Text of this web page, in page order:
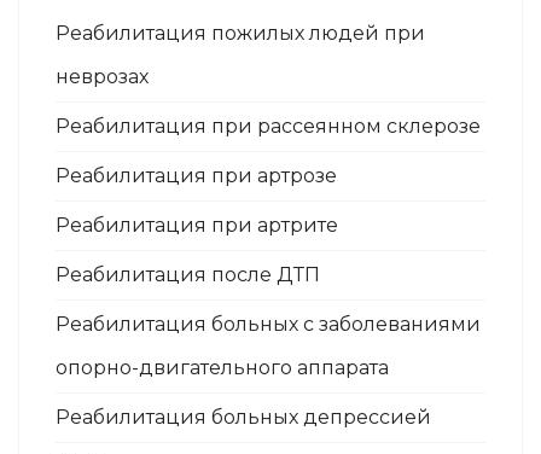
Реабилитация пожилых людей при
неврозах
Реабилитация при рассеянном склерозе
Реабилитация при артрозе
Реабилитация при артрите
Реабилитация после ДТП
Реабилитация больных с заболеваниями
опорно-двигательного аппарата
Реабилитация больных депрессией